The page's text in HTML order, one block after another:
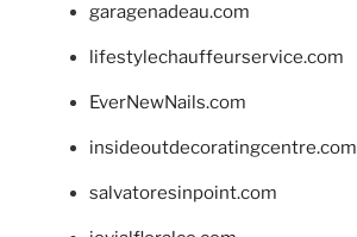
garagenadeau.com
lifestylechauffeurservice.com
EverNewNails.com
insideoutdecoratingcentre.com
salvatoresinpoint.com